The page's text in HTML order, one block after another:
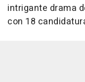
intrigante drama
con 18